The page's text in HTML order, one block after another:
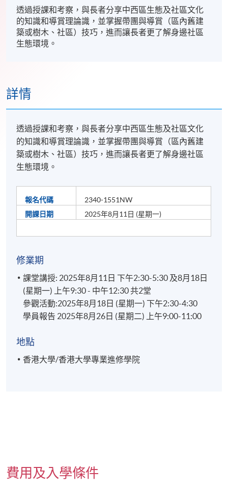
透過授課和考察，與長者分享中西區生態及社區文化
的知識和導賞理論識，並掌握帶團與導賞（區內舊建
築或樹木、社區）技巧，進而讓長者更了解身邊社區
生態環境。
詳情
透過授課和考察，與長者分享中西區生態及社區文化
的知識和導賞理論識，並掌握帶團與導賞（區內舊建
築或樹木、社區）技巧，進而讓長者更了解身邊社區
生態環境。
報名代碼
2340-1551NW
開課日期
2025年8月11日 (星期一)
修業期
課堂講授: 2025年8月11日 下午2:30-5:30 及8月18日
(星期一) 上午9:30 - 中午12:30 共2堂
參觀活動:2025年8月18日 (星期一) 下午2:30-4:30
學員報告 2025年8月26日 (星期二) 上午9:00-11:00
地點
香港大學/香港大學專業進修學院
費用及入學條件